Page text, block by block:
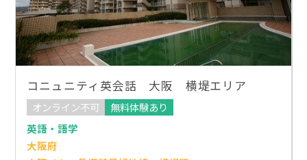
コニュニティ英会話 大阪 横堤エリア
オンライン不可
無料体験あり
英語・語学
大阪府